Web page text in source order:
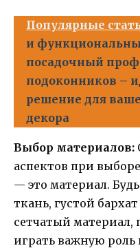
Популярные
и
посадочный
подоконников –
решение для
декора
Выбор материалов:
аспектов при
— это материал.
ткань, густой
сетчатый
играть важную роль